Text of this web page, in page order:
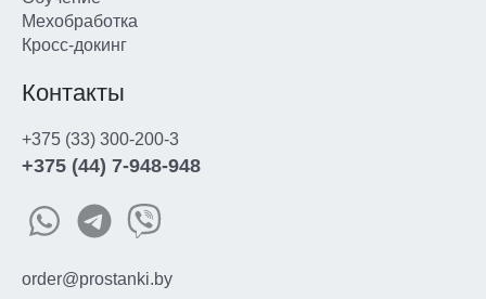
Мехобработка
Кросс-докинг
Контакты
+375 (33) 300-200-3
+375 (44) 7-948-948
order@prostanki.by